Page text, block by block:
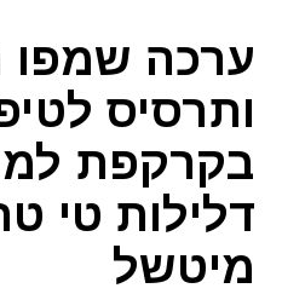
למניעת
דלילות
טי
מיטשל
ערכה שמפו
ותרסיס
בקרקפת
דלילות טי
מיטשל